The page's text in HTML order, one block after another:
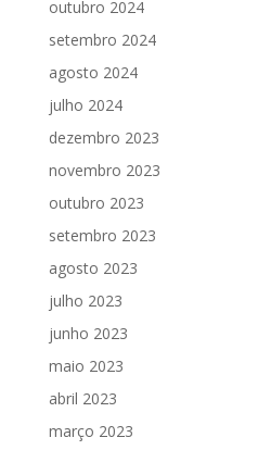
outubro 2024
setembro 2024
agosto 2024
julho 2024
dezembro 2023
novembro 2023
outubro 2023
setembro 2023
agosto 2023
julho 2023
junho 2023
maio 2023
abril 2023
março 2023